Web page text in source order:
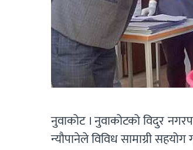
नुवाकोट । नुवाकोटको विदुर
न्यौपानेले विविध सामाग्री